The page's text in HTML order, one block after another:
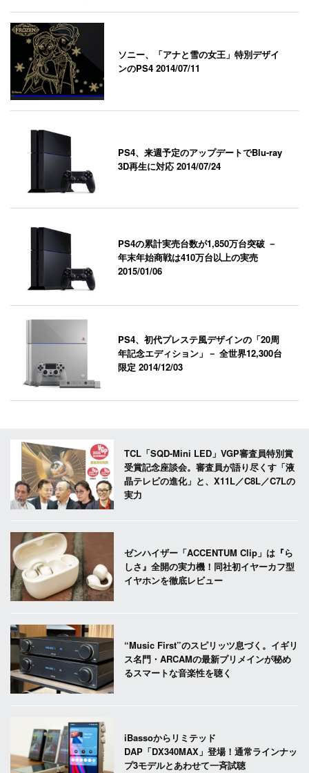
ソニー、「アナと雪の女王」特別デザイ
ンのPS42014/07/11
PS4、来週予定のアップデートでBlu-ray
3D再生に対応2014/07/24
PS4の累計実売台数が1,850万台突破 －
年末年始商戦は410万台以上の実売
2015/01/06
PS4、初代プレステ風デザインの「20周
年記念エディション」－ 全世界12,300台
限定2014/12/03
TCL「SQD-Mini LED」VGP審査員特別賞
受賞記念座談会。審査員が語り尽くす「液
晶テレビの進化」と、X11L／C8L／C7Lの
実力
ゼンハイザー「ACCENTUM Clip」は『ら
しさ』全開の実力機！同社初イヤーカフ型
イヤホンを徹底レビュー
“Music First”のスピリッツ息づく。イギリ
ス名門・ARCAMの最新プリメインが秘め
るスマートな音楽性を聴く
iBassoからリミテッド
DAP「DX340MAX」登場！通常ラインナッ
プ3モデルとあわせて一斉試聴